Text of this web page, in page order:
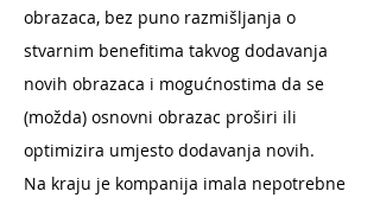
obrazaca, bez puno razmišljanja o
stvarnim benefitima takvog dodavanja
novih obrazaca i mogućnostima da se
(možda) osnovni obrazac proširi ili
optimizira umjesto dodavanja novih.
Na kraju je kompanija imala nepotrebne